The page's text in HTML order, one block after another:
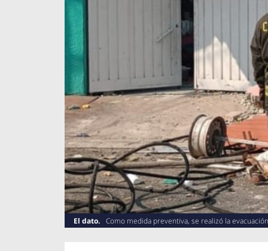
El dato. Como medida preventiva, se realizó la